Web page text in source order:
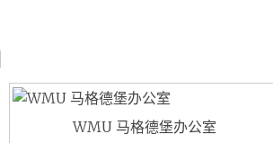
WMU 马格德堡办公室